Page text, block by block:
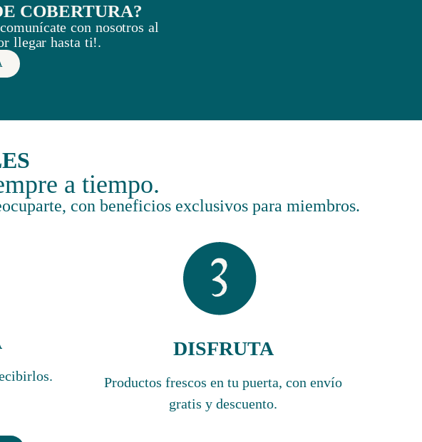
COBERTURA?
con nosotros al
llegar hasta ti!.
a tiempo.
con beneficios exclusivos para miembros.
DISFRUTA
Productos frescos en tu puerta, con envío
gratis y descuento.